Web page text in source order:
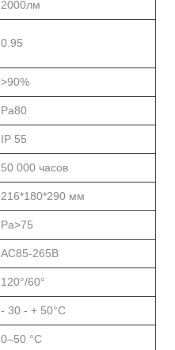
2000лм
0.95
>90%
Ра80
IP 55
50 000 часов
216*180*290 мм
Ра>75
AC85-265В
120°/60°
- 30 - + 50°С
0–50 °С